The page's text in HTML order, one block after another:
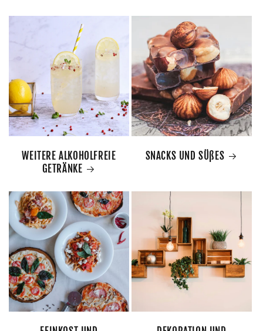
WEITERE ALKOHOLFREIE
GETRÄNKE
SNACKS UND SÜßES